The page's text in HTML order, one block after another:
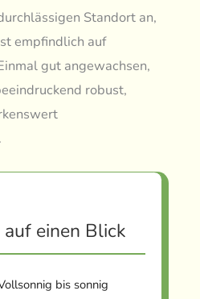
Standort an,
empfindlich auf
gut angewachsen,
robust,
einen Blick
bis sonnig